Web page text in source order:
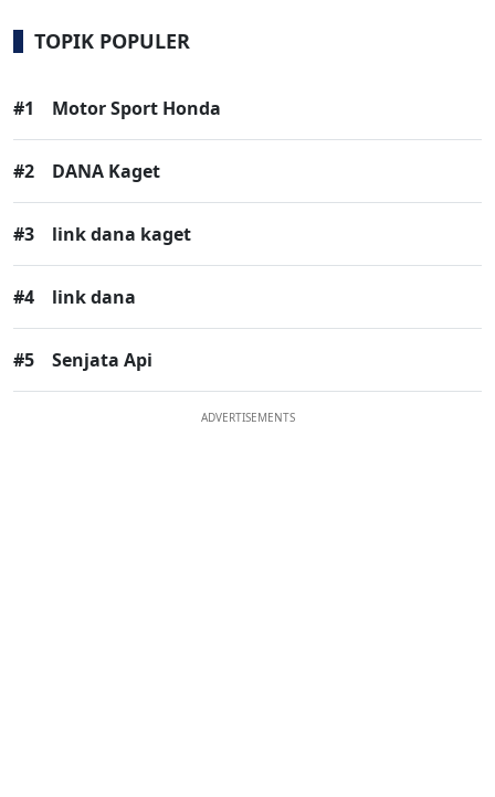
TOPIK POPULER
#1 Motor Sport Honda
#2 DANA Kaget
#3 link dana kaget
#4 link dana
#5 Senjata Api
ADVERTISEMENTS